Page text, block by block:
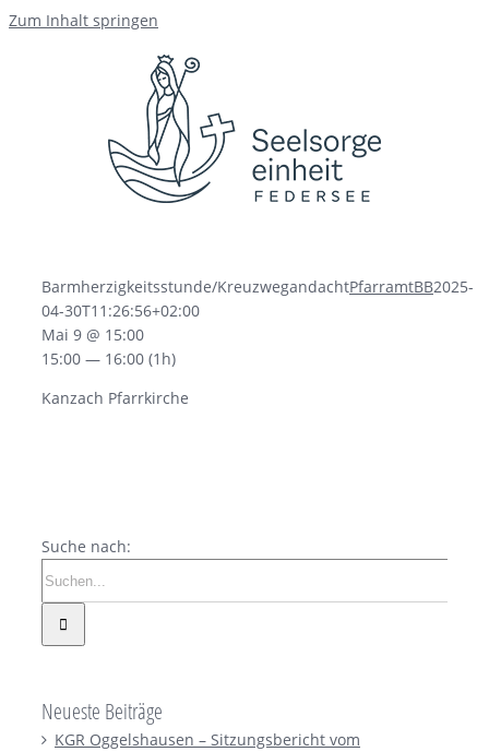
Zum Inhalt springen
Barmherzigkeitsstunde/KreuzwegandachtPfarramtBB2025-
04-30T11:26:56+02:00
Mai 9 @ 15:00
15:00 — 16:00 (1h)
Kanzach Pfarrkirche
Suche nach:
Neueste Beiträge
KGR Oggelshausen – Sitzungsbericht vom